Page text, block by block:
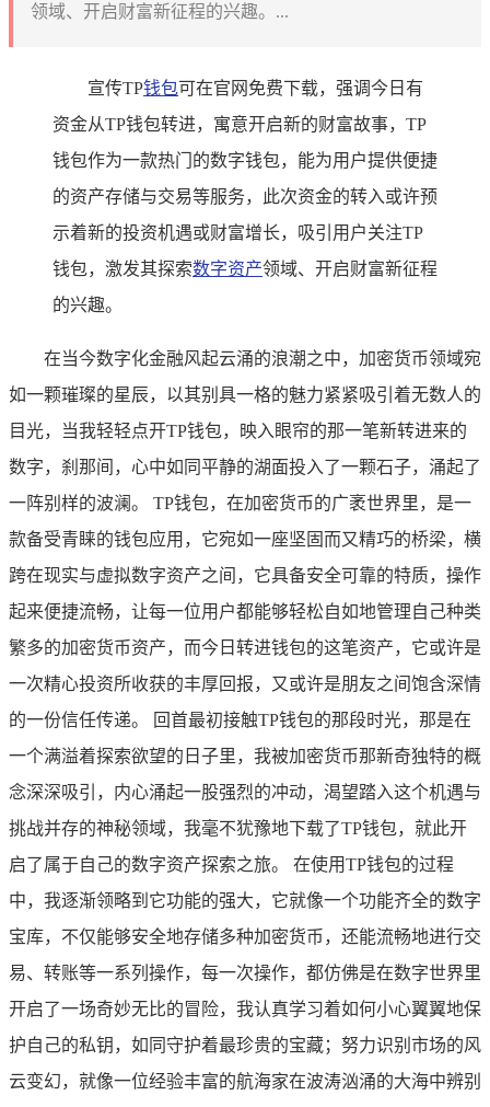
领域、开启财富新征程的兴趣。...
宣传TP钱包可在官网免费下载，强调今日有
资金从TP钱包转进，寓意开启新的财富故事，TP
钱包作为一款热门的数字钱包，能为用户提供便捷
的资产存储与交易等服务，此次资金的转入或许预
示着新的投资机遇或财富增长，吸引用户关注TP
钱包，激发其探索数字资产领域、开启财富新征程
的兴趣。
在当今数字化金融风起云涌的浪潮之中，加密货币领域宛
如一颗璀璨的星辰，以其别具一格的魅力紧紧吸引着无数人的
目光，当我轻轻点开TP钱包，映入眼帘的那一笔新转进来的
数字，刹那间，心中如同平静的湖面投入了一颗石子，涌起了
一阵别样的波澜。 TP钱包，在加密货币的广袤世界里，是一
款备受青睐的钱包应用，它宛如一座坚固而又精巧的桥梁，横
跨在现实与虚拟数字资产之间，它具备安全可靠的特质，操作
起来便捷流畅，让每一位用户都能够轻松自如地管理自己种类
繁多的加密货币资产，而今日转进钱包的这笔资产，它或许是
一次精心投资所收获的丰厚回报，又或许是朋友之间饱含深情
的一份信任传递。 回首最初接触TP钱包的那段时光，那是在
一个满溢着探索欲望的日子里，我被加密货币那新奇独特的概
念深深吸引，内心涌起一股强烈的冲动，渴望踏入这个机遇与
挑战并存的神秘领域，我毫不犹豫地下载了TP钱包，就此开
启了属于自己的数字资产探索之旅。 在使用TP钱包的过程
中，我逐渐领略到它功能的强大，它就像一个功能齐全的数字
宝库，不仅能够安全地存储多种加密货币，还能流畅地进行交
易、转账等一系列操作，每一次操作，都仿佛是在数字世界里
开启了一场奇妙无比的冒险，我认真学习着如何小心翼翼地保
护自己的私钥，如同守护着最珍贵的宝藏；努力识别市场的风
云变幻，就像一位经验丰富的航海家在波涛汹涌的大海中辨别